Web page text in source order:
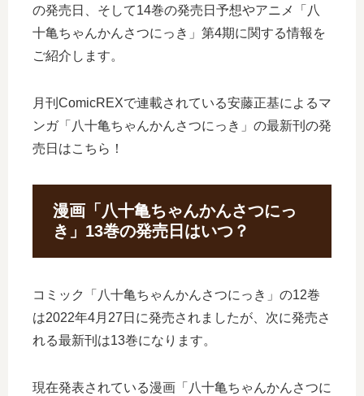
の発売日、そして14巻の発売日予想やアニメ「八
十亀ちゃんかんさつにっき」第4期に関する情報を
ご紹介します。
月刊ComicREXで連載されている安藤正基によるマ
ンガ「八十亀ちゃんかんさつにっき」の最新刊の発
売日はこちら！
漫画「八十亀ちゃんかんさつにっ
き」13巻の発売日はいつ？
コミック「八十亀ちゃんかんさつにっき」の12巻
は2022年4月27日に発売されましたが、次に発売さ
れる最新刊は13巻になります。
現在発表されている漫画「八十亀ちゃんかんさつに